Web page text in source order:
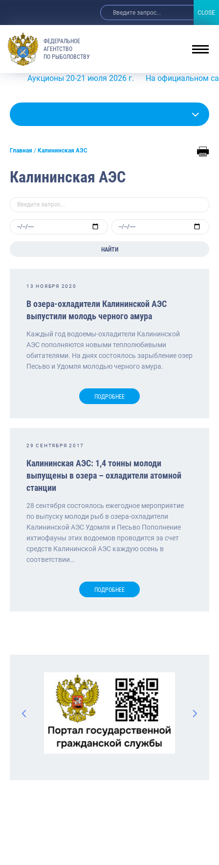
ФЕДЕРАЛЬНОЕ
АГЕНТСТВО
ПО РЫБОЛОВСТВУ
Аукционы 20-21 июля 2026 г. На официальном сайте
Главная Калининская АЭС
Калининская АЭС
НАЙТИ
13 НОЯБРЯ 2020
В озера-охладители Калининской АЭС
выпустили молодь черного амура
Каждый год водоемы-охладители Калининской
АЭС пополняются новыми теплолюбивыми
обитателями. На днях состоялось зарыбление озер
Песьво и Удомля молодью черного амура.
ПОДРОБНЕЕ
29 СЕНТЯБРЯ 2017
Калининская АЭС: 1,4 тонны молоди
выпущены в озера – охладители атомной
станции
28 сентября состоялось ежегодное мероприятие
по выпуску молоди рыб в озера-охладители
Калининской АЭС Удомля и Песьво Пополнение
ихтиофауны этих водоемов проводится за счет
средств Калининской АЭС каждую осень в
соответствии…
ПОДРОБНЕЕ
CLOSE
CLOSE